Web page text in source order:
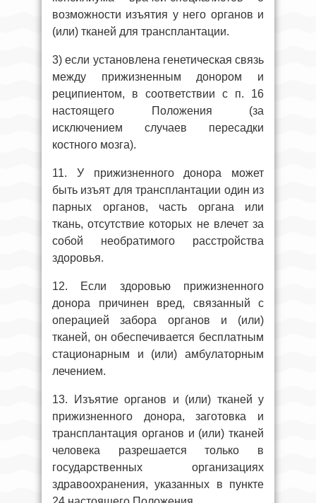
возможности изъятия у него органов и
(или) тканей для трансплантации.
3) если установлена генетическая связь
между прижизненным донором и
реципиентом, в соответствии с п. 16
настоящего Положения (за
исключением случаев пересадки
костного мозга).
11. У прижизненного донора может
быть изъят для трансплантации один из
парных органов, часть органа или
ткань, отсутствие которых не влечет за
собой необратимого расстройства
здоровья.
12. Если здоровью прижизненного
донора причинен вред, связанный с
операцией забора органов и (или)
тканей, он обеспечивается бесплатным
стационарным и (или) амбулаторным
лечением.
13. Изъятие органов и (или) тканей у
прижизненного донора, заготовка и
трансплантация органов и (или) тканей
человека разрешается только в
государственных организациях
здравоохранения, указанных в пункте